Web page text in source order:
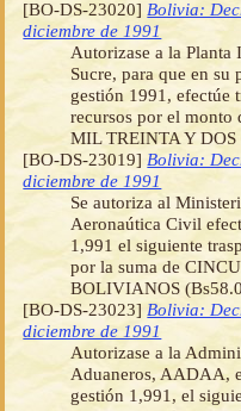
[BO-DS-23020] Bolivia:
diciembre de 1991
Autorizase a la
Sucre, para que en su
gestión 1991, efectúe
recursos por el monto
MIL TREINTA Y
[BO-DS-23019] Bolivia:
diciembre de 1991
Se autoriza al
Aeronaútica Civil
1,991 el siguiente
por la suma de
BOLIVIANOS
[BO-DS-23023] Bolivia:
diciembre de 1991
Autorizase a la
Aduaneros, AADAA,
gestión 1,991, el